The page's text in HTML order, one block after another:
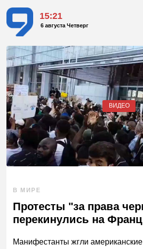
15:21
6 августа Четверг
ВИДЕО
В МИРЕ
Протесты "за права
перекинулись на
Манифестанты жгли